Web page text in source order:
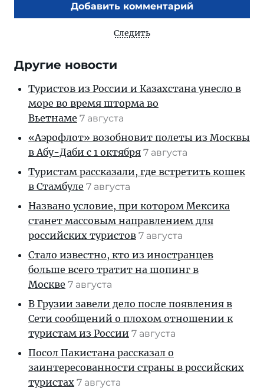
Добавить комментарий
Следить
Другие новости
Туристов из России и Казахстана унесло в
море во время шторма во
Вьетнаме 7 августа
«Аэрофлот» возобновит полеты из Москвы
в Абу-Даби с 1 октября 7 августа
Туристам рассказали, где встретить кошек
в Стамбуле 7 августа
Названо условие, при котором Мексика
станет массовым направлением для
российских туристов 7 августа
Стало известно, кто из иностранцев
больше всего тратит на шопинг в
Москве 7 августа
В Грузии завели дело после появления в
Сети сообщений о плохом отношении к
туристам из России 7 августа
Посол Пакистана рассказал о
заинтересованности страны в российских
туристах 7 августа